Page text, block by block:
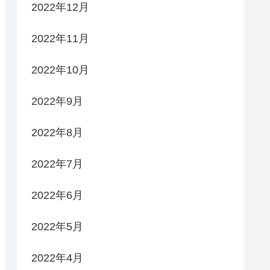
2022年12月
2022年11月
2022年10月
2022年9月
2022年8月
2022年7月
2022年6月
2022年5月
2022年4月